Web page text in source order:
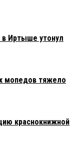
в Иртыше утонул
мопедов тяжело
краснокнижной